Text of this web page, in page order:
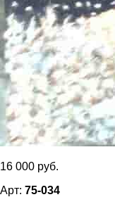
16 000 руб.
Арт: 75-034